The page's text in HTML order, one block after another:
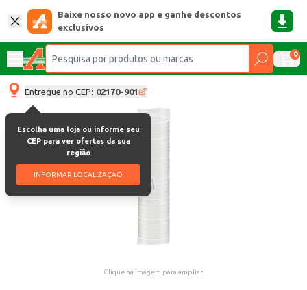
Baixe nosso novo app e ganhe descontos
exclusivos
0
Entregue no CEP: 02170-901
Escolha uma loja ou informe seu
CEP para ver ofertas da sua
região
INFORMAR LOCALIZAÇÃO
Clique na imagem para ampliar.